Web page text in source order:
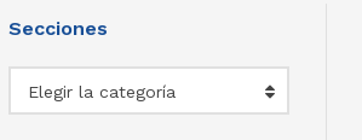
Secciones
Elegir la categoría